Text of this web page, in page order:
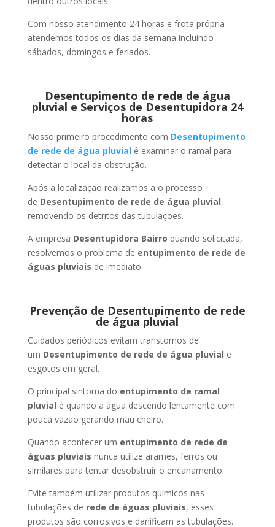
Com nosso atendimento 24 horas e frota própria
atendemos todos os dias da semana incluindo
sábados, domingos e feriados.
Desentupimento de rede de água
pluvial e Serviços de Desentupidora 24
horas
Nosso primeiro procedimento com Desentupimento
de rede de água pluvialé examinar o ramal para
detectar o local da obstrução.
Após a localização realizamos a o processo
de Desentupimento de rede de água pluvial,
removendo os detritos das tubulações.
A empresa Desentupidora Bairro quando solicitada,
resolvemos o problema de entupimento de rede de
águas pluviais de imediato.
Prevenção de Desentupimento de rede
de água pluvial
Cuidados periódicos evitam transtornos de
um Desentupimento de rede de água pluvial e
esgotos em geral.
O principal sintoma do entupimento de ramal
pluvial é quando a água descendo lentamente com
pouca vazão gerando mau cheiro.
Quando acontecer um entupimento de rede de
águas pluviais nunca utilize arames, ferros ou
similares para tentar desobstruir o encanamento.
Evite também utilizar produtos químicos nas
tubulações de rede de águas pluviais, esses
produtos são corrosivos e danificam as tubulações.